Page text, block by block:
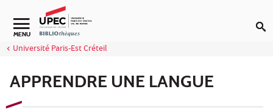
Aller au contenu
Navigation secondaire
MENU
Université Paris-Est Créteil
APPRENDRE UNE LANGUE